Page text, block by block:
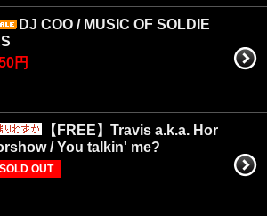
DJ COO / MUSIC OF SOLDIE
円
【FREE】Travis a.k.a. Hor
/ You talkin' me?
SOLD OUT